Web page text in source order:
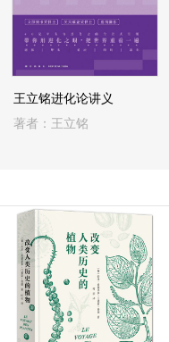
王立铭进化论讲义
著者：王立铭